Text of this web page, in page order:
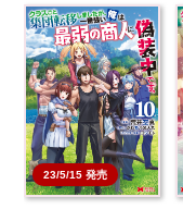
23/5/15 発売